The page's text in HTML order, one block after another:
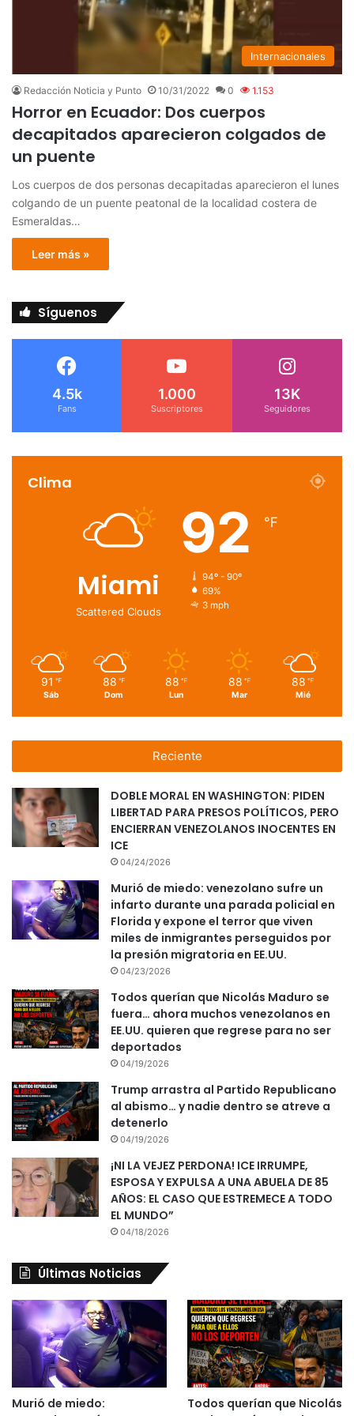
Internacionales
Redacción Noticia y Punto 10/31/2022 0 1.153
Horror en Ecuador: Dos cuerpos
decapitados aparecieron colgados de
un puente
Los cuerpos de dos personas decapitadas aparecieron el lunes
colgando de un puente peatonal de la localidad costera de
Esmeraldas…
Leer más »
Síguenos
4.5k
Fans
1.000
Suscriptores
13K
Seguidores
Clima
Miami
Scattered Clouds
92 ℉
94º - 90º
69%
3 mph
91 ℉
Sáb
88 ℉
Dom
88 ℉
Lun
88 ℉
Mar
88 ℉
Mié
Reciente
DOBLE MORAL EN WASHINGTON: PIDEN
LIBERTAD PARA PRESOS POLÍTICOS, PERO
ENCIERRAN VENEZOLANOS INOCENTES EN
ICE
04/24/2026
Murió de miedo: venezolano sufre un
infarto durante una parada policial en
Florida y expone el terror que viven
miles de inmigrantes perseguidos por
la presión migratoria en EE.UU.
04/23/2026
Todos querían que Nicolás Maduro se
fuera… ahora muchos venezolanos en
EE.UU. quieren que regrese para no ser
deportados
04/19/2026
Trump arrastra al Partido Republicano
al abismo… y nadie dentro se atreve a
detenerlo
04/19/2026
¡NI LA VEJEZ PERDONA! ICE IRRUMPE,
ESPOSA Y EXPULSA A UNA ABUELA DE 85
AÑOS: EL CASO QUE ESTREMECE A TODO
EL MUNDO”
04/18/2026
Últimas Noticias
Murió de miedo:
Todos querían que Nicolás